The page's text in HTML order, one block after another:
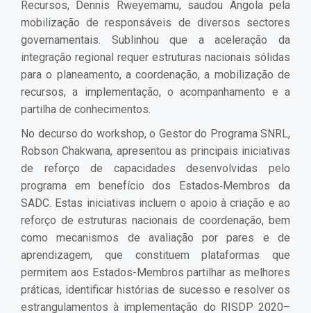
Recursos, Dennis Rweyemamu, saudou Angola pela
mobilização de responsáveis de diversos sectores
governamentais. Sublinhou que a aceleração da
integração regional requer estruturas nacionais sólidas
para o planeamento, a coordenação, a mobilização de
recursos, a implementação, o acompanhamento e a
partilha de conhecimentos.
No decurso do workshop, o Gestor do Programa SNRL,
Robson Chakwana, apresentou as principais iniciativas
de reforço de capacidades desenvolvidas pelo
programa em benefício dos Estados‑Membros da
SADC. Estas iniciativas incluem o apoio à criação e ao
reforço de estruturas nacionais de coordenação, bem
como mecanismos de avaliação por pares e de
aprendizagem, que constituem plataformas que
permitem aos Estados-Membros partilhar as melhores
práticas, identificar histórias de sucesso e resolver os
estrangulamentos à implementação do RISDP 2020–